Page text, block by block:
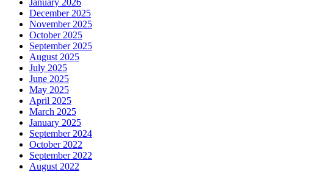
December 2025
November 2025
October 2025
September 2025
August 2025
July 2025
June 2025
May 2025
April 2025
March 2025
January 2025
September 2024
October 2022
September 2022
August 2022